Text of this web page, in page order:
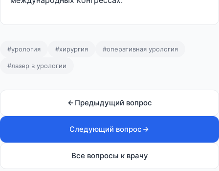
#урология #хирургия #оперативная урология
#лазер в урологии
Предыдущий вопрос
Следующий вопрос
Все вопросы к врачу